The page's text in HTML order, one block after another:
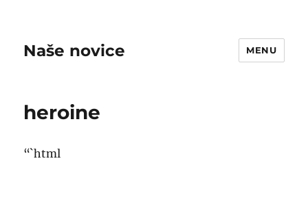
Naše novice MENU
heroine
“`html